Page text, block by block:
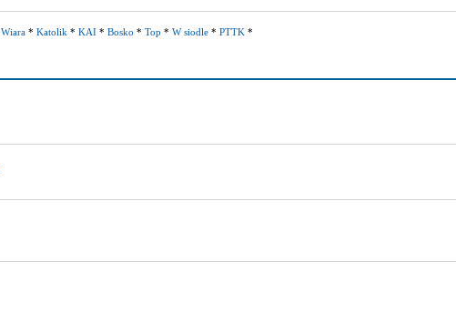
Wiara* Katolik * KAI* Bosko * Top * W siodle* PTTK*